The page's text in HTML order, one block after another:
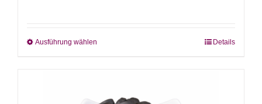
Ausführung wählen
mehrere
Details